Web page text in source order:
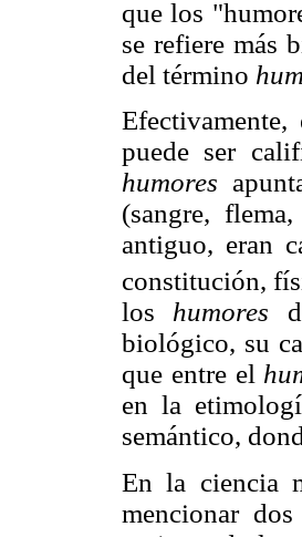
que los
se refiere más
del término
Efectivamente,
puede ser
humores
(sangre,
antiguo, eran
constitución,
los humores
biológico, su
que entre el
en la
semántico,
En la ciencia
mencionar